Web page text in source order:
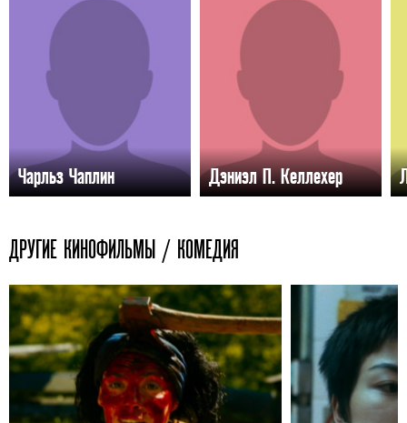
Чарльз Чаплин Дэниэл П. Келлехер
ДРУГИЕ КИНОФИЛЬМЫ / КОМЕДИЯ